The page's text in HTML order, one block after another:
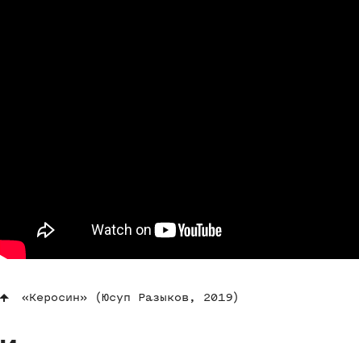
«Керосин» (Юсуп Разыков, 2019)